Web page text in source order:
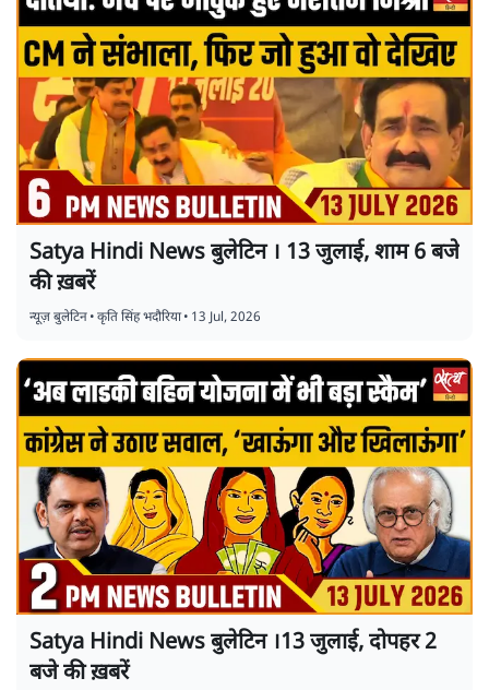
Satya Hindi News बुलेटिन । 13 जुलाई, शाम 6 बजे
की ख़बरें
न्यूज़ बुलेटिन•कृति सिंह भदौरिया• 13 Jul, 2026
Satya Hindi News बुलेटिन ।13 जुलाई, दोपहर 2
बजे की ख़बरें